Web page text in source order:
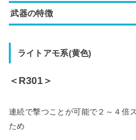
武器の特徴
ライトアモ系(黄色)
＜R301＞
連続で撃つことが可能で２～４倍
ため